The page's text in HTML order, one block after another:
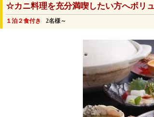
☆カニ料理を充分満喫したい方へボリ
１泊２食付き 2名様～